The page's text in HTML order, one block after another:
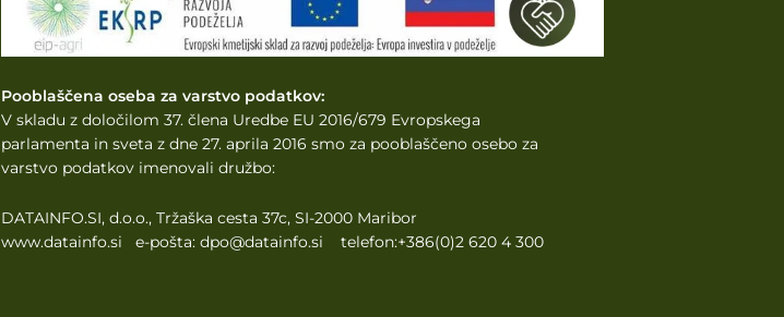
Pooblaščena oseba za varstvo podatkov:
V skladu z določilom 37. člena Uredbe EU 2016/679 Evropskega
parlamenta in sveta z dne 27. aprila 2016 smo za pooblaščeno osebo za
varstvo podatkov imenovali družbo:
DATAINFO.SI, d.o.o., Tržaška cesta 37c, SI-2000 Maribor
www.datainfo.si e-pošta: dpo@datainfo.si telefon:+386(0)2 620 4 300